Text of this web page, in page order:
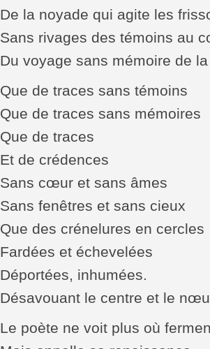
De la noyade qui agite les
Sans rivages des témoins au
Du voyage sans mémoire de
Que de traces sans témoins
Que de traces sans mémoires
Que de traces
Et de crédences
Sans cœur et sans âmes
Sans fenêtres et sans cieux
Que des crénelures en cercles
Fardées et échevelées
Déportées, inhumées.
Désavouant le centre et le
Le poète ne voit plus où